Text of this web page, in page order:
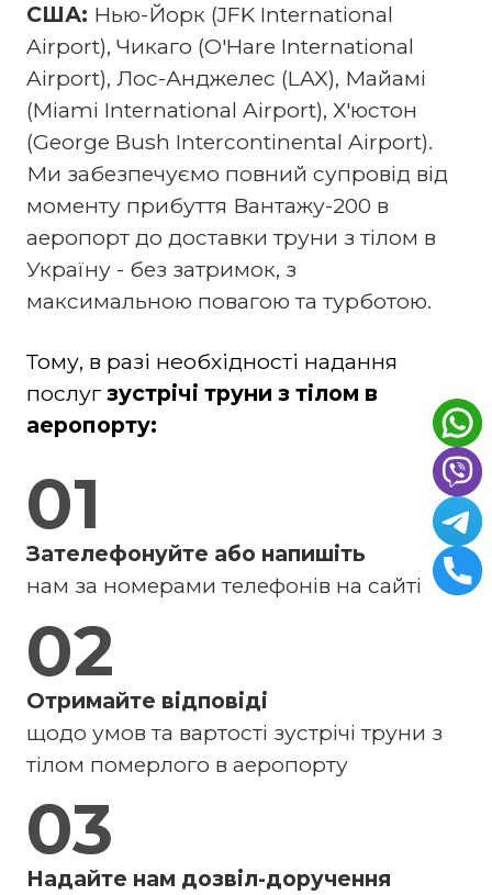
США: Нью-Йорк (JFK International
Airport), Чикаго (O'Hare International
Airport), Лос-Анджелес (LAX), Майамі
(Miami International Airport), Х'юстон
(George Bush Intercontinental Airport).
Ми забезпечуємо повний супровід від
моменту прибуття Вантажу-200 в
аеропорт до доставки труни з тілом в
Україну - без затримок, з
максимальною повагою та турботою.
Тому, в разі необхідності надання
послуг зустрічі труни з тілом в
аеропорту:
01
Зателефонуйте або напишіть
нам за номерами телефонів на сайті
02
Отримайте відповіді
щодо умов та вартості зустрічі труни з
тілом померлого в аеропорту
03
Надайте нам дозвіл-доручення